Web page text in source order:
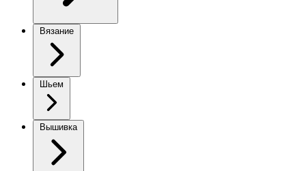
Вязание
Шьем
Вышивка